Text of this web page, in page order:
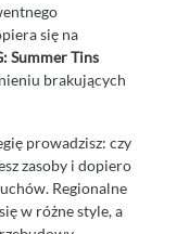
się na
Summer Tins
brakujących
prowadzisz: czy
zasoby i dopiero
Regionalne
w różne style, a